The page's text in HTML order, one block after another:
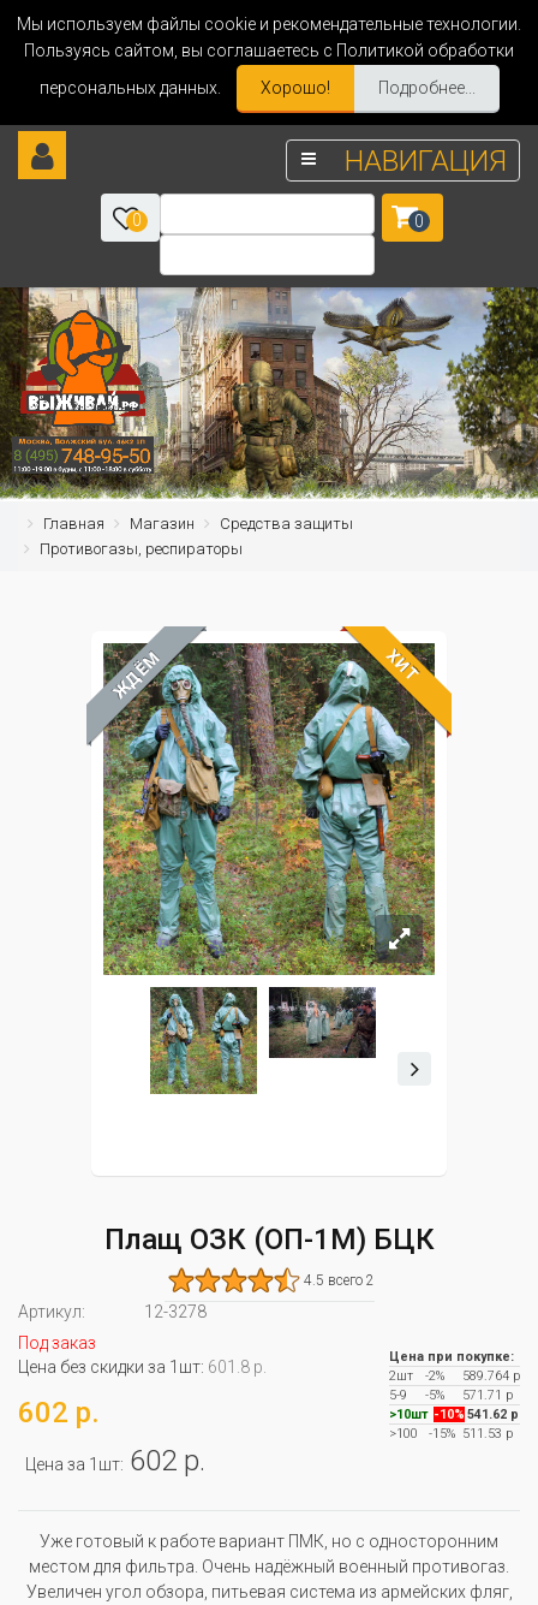
Мы используем файлы cookie и рекомендательные технологии.
Пользуясь сайтом, вы соглашаетесь с Политикой обработки
персональных данных.
Хорошо! Подробнее...
НАВИГАЦИЯ
0 0
Главная Магазин
Средства защиты
Противогазы, респираторы
ЖДЁМ ХИТ
Плащ ОЗК (ОП-1М) БЦК
4.5 всего 2
Артикул:
12-3278
Под заказ
Цена без скидки за 1шт: 601.8 р.
602 р.
Цена за 1шт: 602 р.
Цена при покупке:
2шт
-2%
589.764 р
5-9
-5%
571.71 р
>10шт -10% 541.62 р
>100
-15% 511.53 р
Уже готовый к работе вариант ПМК, но с односторонним
местом для фильтра. Очень надёжный военный противогаз.
Увеличен угол обзора, питьевая система из армейских фляг,